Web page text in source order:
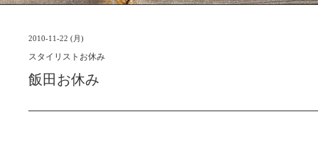
2010-11-22 (月)
スタイリストお休み
飯田お休み